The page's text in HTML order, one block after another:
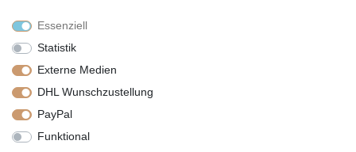
Vertrag widerrufen
Essenziell
Statistik
Externe Medien
DHL Wunschzustellung
PayPal
Funktional